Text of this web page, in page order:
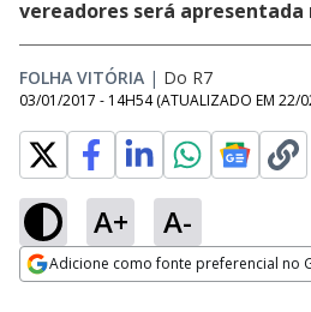
vereadores será apresentada
FOLHA VITÓRIA | Do R7
03/01/2017 - 14H54 (ATUALIZADO EM 22/
A+ A-
Adicione como fonte preferencial no